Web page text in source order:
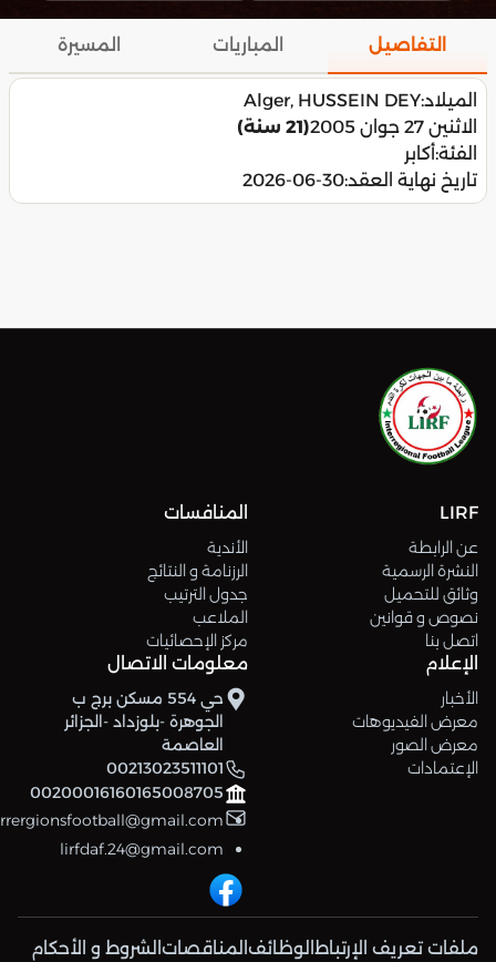
التفاصيل المباريات المسيرة
الميلاد:Alger, HUSSEIN DEY
الاثنين 27 جوان 2005
(21 سنة)
الفئة:أكابر
تاريخ نهاية العقد:2026-06-30
LIRF
عن الرابطة
النشرة الرسمية
وثائق للتحميل
نصوص و قوانين
اتصل بنا
المنافسات
الأندية
الرزنامة و النتائج
جدول الترتيب
الملاعب
مركز الإحصائيات
الإعلام
الأخبار
معرض الفيديوهات
معرض الصور
الإعتمادات
معلومات الاتصال
حي 554 مسكن برج ب
الجوهرة -بلوزداد -الجزائر
العاصمة
00213023511101
00200016160165008705
lirfdaf.24@gmail.com
ملفات تعريف الإرتباط الوظائف المناقصات الشروط و الأحكام